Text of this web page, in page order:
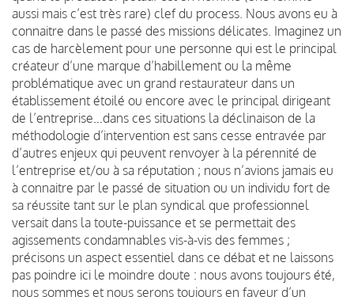
aussi mais c’est très rare) clef du process. Nous avons eu à
connaitre dans le passé des missions délicates. Imaginez un
cas de harcèlement pour une personne qui est le principal
créateur d’une marque d’habillement ou la même
problématique avec un grand restaurateur dans un
établissement étoilé ou encore avec le principal dirigeant
de l’entreprise…dans ces situations la déclinaison de la
méthodologie d’intervention est sans cesse entravée par
d’autres enjeux qui peuvent renvoyer à la pérennité de
l’entreprise et/ou à sa réputation ; nous n’avions jamais eu
à connaitre par le passé de situation ou un individu fort de
sa réussite tant sur le plan syndical que professionnel
versait dans la toute-puissance et se permettait des
agissements condamnables vis-à-vis des femmes ;
précisons un aspect essentiel dans ce débat et ne laissons
pas poindre ici le moindre doute : nous avons toujours été,
nous sommes et nous serons toujours en faveur d’un